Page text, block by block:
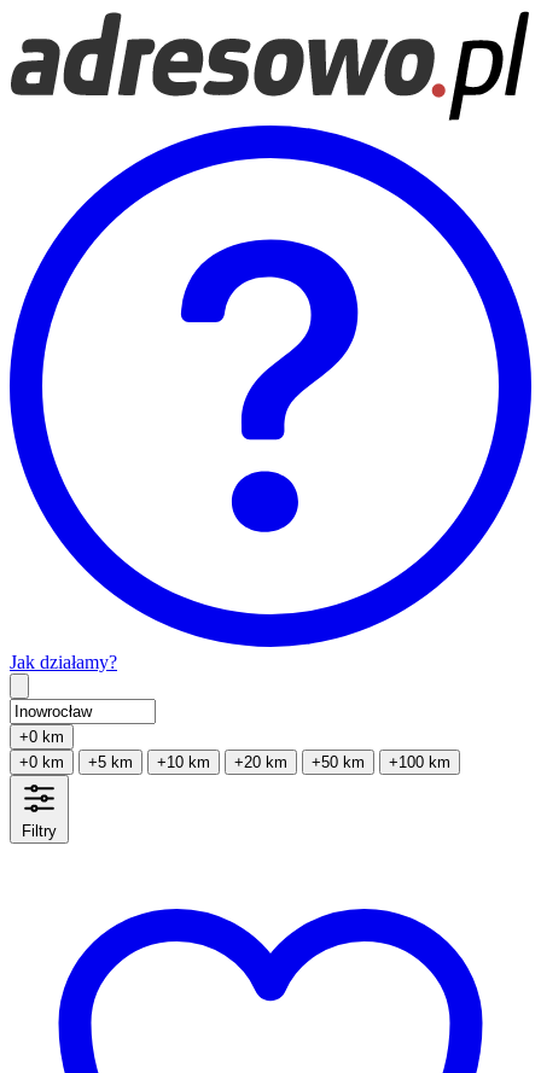
Jak działamy?
+0 km
+0 km
+5 km +10 km +20 km +50 km +100 km
Filtry